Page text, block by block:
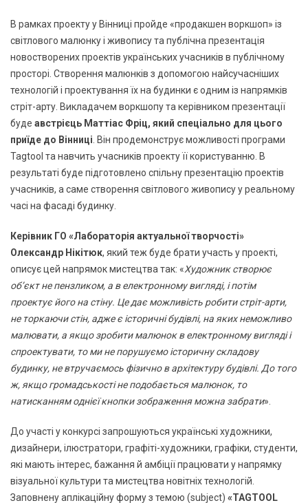
В рамках проекту у Вінниці пройде «продакшен воркшоп» із
світлового малюнку і живопису та публічна презентація
новостворених проектів українських учасників в публічному
просторі. Створення малюнків з допомогою найсучасніших
технологій і проектування їх на будинки є одним із напрямків
стріт-арту. Викладачем воркшопу та керівником презентації
буде австрієць Маттіас Фріц, який спеціально для цього
приїде до Вінниці . Він продемонструє можливості програми
Tagtool та навчить учасників проекту її користуванню. В
результаті буде підготовлено спільну презентацію проектів
учасників, а саме створення світлового живопису у реальному
часі на фасаді будинку.
Керівник ГО «Лабораторія актуальної творчості»
Олександр Нікітюк, який теж буде брати участь у проекті,
описує цей напрямок мистецтва так: «Художник створює
об’єкт не пензликом, а в електронному вигляді, і потім
проектує його на стіну. Це дає можливість робити стріт-арти,
не торкаючи стін, адже є історичні будівлі, на яких неможливо
малювати, а якщо зробити малюнок в електронному вигляді і
спроектувати, то ми не порушуємо історичну складову
будинку, не втручаємось фізично в архітектуру будівлі. До того
ж, якщо громадськості не подобається малюнок, то
натисканням однієї кнопки зображення можна забрати».
До участі у конкурсі запрошуються українські художники,
дизайнери, ілюстратори, графіті-художники, графіки, студенти,
які мають інтерес, бажання й амбіції працювати у напрямку
візуальної культури та мистецтва новітніх технологій.
Заповнену аплікаційну форму з темою (subject) «TAGTOOL